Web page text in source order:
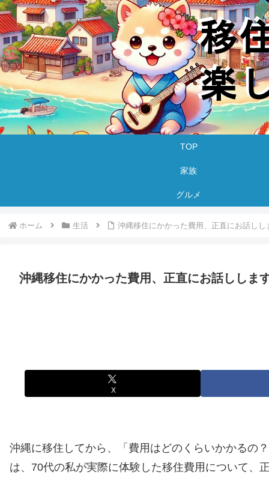
TOP
家族
グルメ
ホーム 生活 沖縄移住にかかった費用、正直にお話しし
沖縄移住にかかった費用、正直にお話ししま
X
沖縄に移住してから、「費用はどのくらいかかるの
は、70代の私が実際に体験した移住費用について、